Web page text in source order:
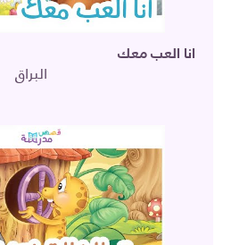
انا العب معك
البراق